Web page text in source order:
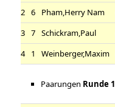
2 6 Pham,Herry Nam
3 7 Schickram,Paul
4
1 Weinberger,Maxim
Paarungen Runde 1